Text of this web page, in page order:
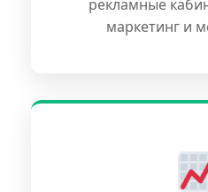
рекламные
маркетинг и